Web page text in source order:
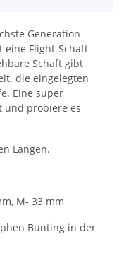
Generation
eine Flight-Schaft
Schaft gibt
die eingelegten
Eine super
und probiere es
Längen.
M- 33 mm
Bunting in der